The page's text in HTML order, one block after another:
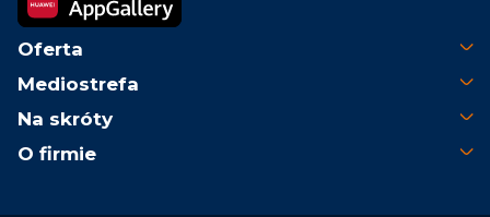
Oferta
Mediostrefa
Na skróty
O firmie